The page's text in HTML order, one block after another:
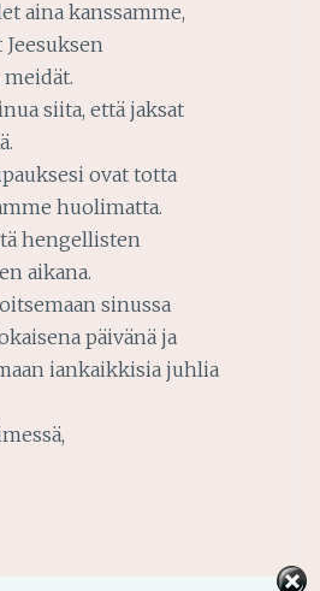
aina kanssamme,
siita, että jaksat
ovat totta
huolimatta.
hengellisten
aikana.
sinussa
päivänä ja
iankaikkisia juhlia